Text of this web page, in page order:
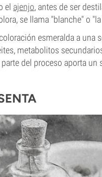
el ajenjo, antes de ser
se llama "blanche" o
esmeralda a una
metabolitos
del proceso aporta un